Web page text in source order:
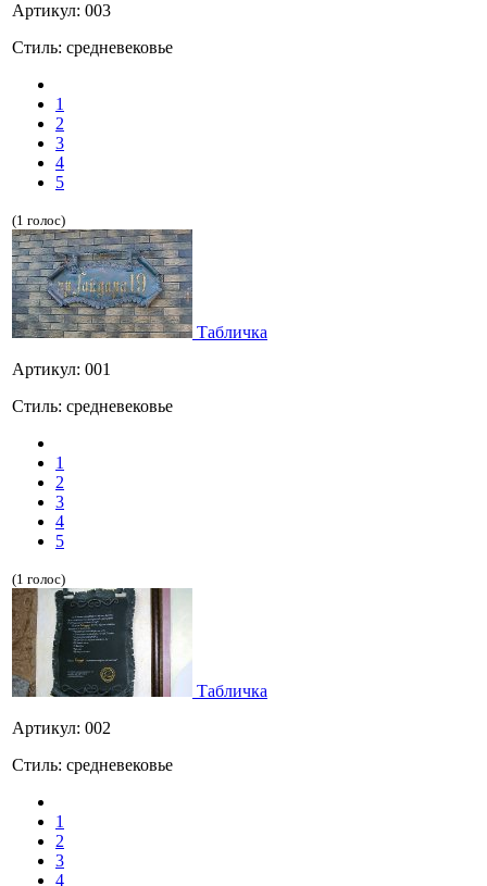
Артикул: 003
Стиль: средневековье
1
2
3
4
5
(1 голос)
Табличка
Артикул: 001
Стиль: средневековье
1
2
3
4
5
(1 голос)
Табличка
Артикул: 002
Стиль: средневековье
1
2
3
4